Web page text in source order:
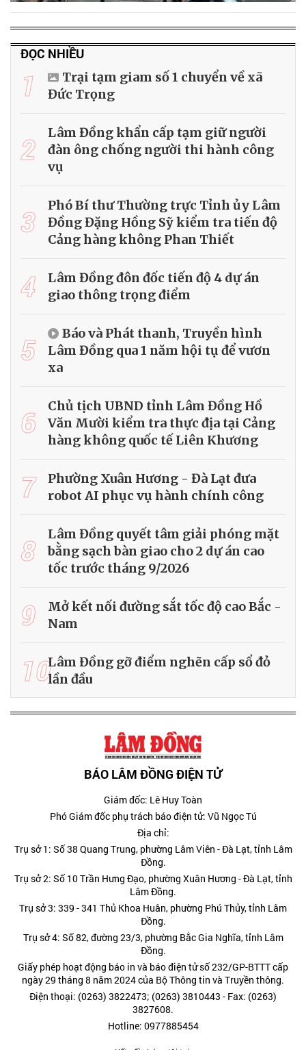
ĐỌC NHIỀU
1
Trại tạm giam số 1 chuyển về xã
Đức Trọng
2
Lâm Đồng khẩn cấp tạm giữ người
đàn ông chống người thi hành công
vụ
3
Phó Bí thư Thường trực Tỉnh ủy Lâm
Đồng Đặng Hồng Sỹ kiểm tra tiến độ
Cảng hàng không Phan Thiết
4
Lâm Đồng đôn đốc tiến độ 4 dự án
giao thông trọng điểm
5
Báo và Phát thanh, Truyền hình
Lâm Đồng qua 1 năm hội tụ để vươn
xa
6
Chủ tịch UBND tỉnh Lâm Đồng Hồ
Văn Mười kiểm tra thực địa tại Cảng
hàng không quốc tế Liên Khương
7
Phường Xuân Hương - Đà Lạt đưa
robot AI phục vụ hành chính công
8
Lâm Đồng quyết tâm giải phóng mặt
bằng sạch bàn giao cho 2 dự án cao
tốc trước tháng 9/2026
9
Mở kết nối đường sắt tốc độ cao Bắc -
Nam
10Lâm Đồng gỡ điểm nghẽn cấp sổ đỏ
lần đầu
BÁO LÂM ĐỒNG ĐIỆN TỬ
Giám đốc: Lê Huy Toàn
Phó Giám đốc phụ trách báo điện tử: Vũ Ngọc Tú
Địa chỉ:
Trụ sở 1: Số 38 Quang Trung, phường Lâm Viên - Đà Lạt, tỉnh Lâm
Đồng.
Trụ sở 2: Số 10 Trần Hưng Đạo, phường Xuân Hương - Đà Lạt, tỉnh
Lâm Đồng.
Trụ sở 3: 339 - 341 Thủ Khoa Huân, phường Phú Thủy, tỉnh Lâm
Đồng.
Trụ sở 4: Số 82, đường 23/3, phường Bắc Gia Nghĩa, tỉnh Lâm
Đồng.
Giấy phép hoạt động báo in và báo điện tử số 232/GP-BTTT cấp
ngày 29 tháng 8 năm 2024 của Bộ Thông tin và Truyền thông.
Điện thoại: (0263) 3822473; (0263) 3810443 - Fax: (0263)
3827608.
Hotline: 0977885454